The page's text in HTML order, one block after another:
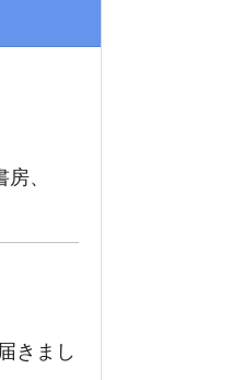
、
きまし